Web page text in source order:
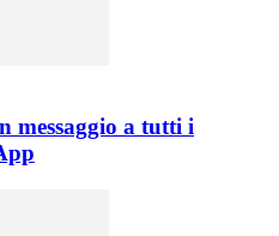
messaggio a tutti i